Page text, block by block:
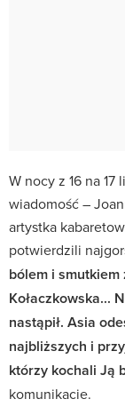
W nocy z 16 na
wiadomość –
artystka
potwierdzili
bólem i smutkiem
Kołaczkowska...
nastąpił. Asia
najbliższych i
którzy kochali Ją
komunikacie.